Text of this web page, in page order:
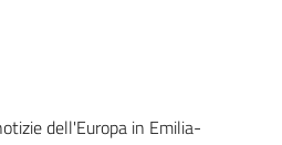
dell'Europa in Emilia-